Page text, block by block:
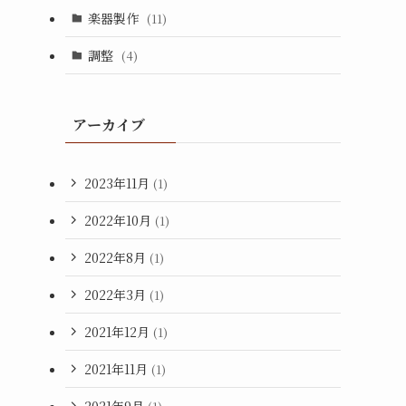
楽器製作 (11)
調整 (4)
アーカイブ
2023年11月 (1)
2022年10月 (1)
2022年8月 (1)
2022年3月 (1)
2021年12月 (1)
2021年11月 (1)